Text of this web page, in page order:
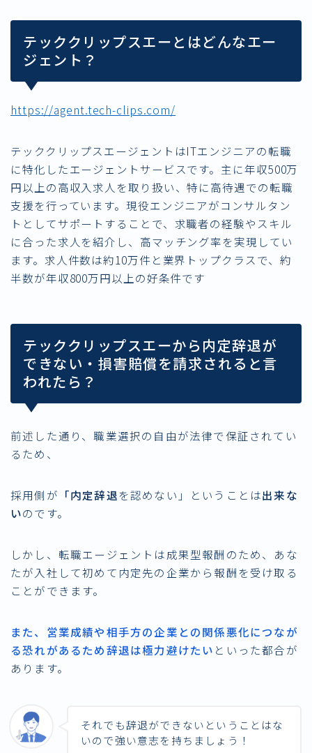
テッククリップスエーとはどんなエー
ジェント？
https://agent.tech-clips.com/
テッククリップスエージェントはITエンジニアの転職
に特化したエージェントサービスです。主に年収500万
円以上の高収入求人を取り扱い、特に高待遇での転職
支援を行っています。現役エンジニアがコンサルタン
トとしてサポートすることで、求職者の経験やスキル
に合った求人を紹介し、高マッチング率を実現してい
ます。求人件数は約10万件と業界トップクラスで、約
半数が年収800万円以上の好条件です
テッククリップスエーから内定辞退が
できない・損害賠償を請求されると言
われたら？
前述した通り、職業選択の自由が法律で保証されてい
る ため、
採用側が 「内定辞退を認めない」ということは出来な
いのです。
しかし、転職エージェントは成果型報酬のため、あな
たが入社して初めて内定先の企業から報酬を受け取る
ことができます。
また、営業成績や相手方の企業との関係悪化につなが
る恐れがあるため辞退は極力避けたい といった都合が
あります。
それでも辞退ができないということはな
いので強い意志を持ちましょう！